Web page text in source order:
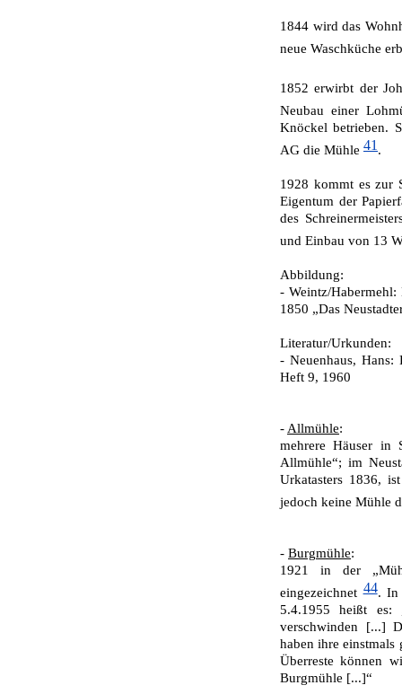
1844 wird das
neue Waschküche
1852 erwirbt der
Neubau einer
Knöckel betrieben.
AG die Mühle 41 .
1928 kommt es zur
Eigentum der
des
und Einbau von 13
Abbildung:
- Weintz/
1850 „Das
Literatur/Urkunden:
- Neuenhaus,
Heft 9, 1960
- Allmühle:
mehrere Häuser in
Allmühle“; im
Urkatasters 1836,
jedoch keine Mühle
- Burgmühle:
1921 in der
eingezeichnet44. In
5.4.1955 heißt es:
verschwinden [...]
haben ihre
Überreste können
Burgmühle [...]“